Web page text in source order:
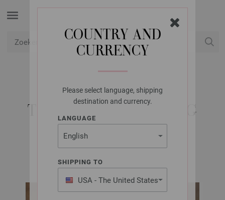
COUNTRY AND
CURRENCY
Please select language, shipping
destination and currency.
LANGUAGE
SHIPPING TO
USA - The United States
of America
LANA GROSSA
TRUI COOL WOOL BIG
FILATI INFANTI Best of | Model 82